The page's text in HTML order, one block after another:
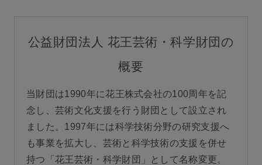
公益財団法人 花王芸術・科学財団の
概要
当財団は1990年に花王株式会社の100周年を記
念し、芸術文化支援を行う財団として設立され
ました。1997年には科学技術分野の研究支援へ
も事業を拡大し、芸術と科学技術の支援を併せ
持つ「花王芸術・科学財団」として名称変更。